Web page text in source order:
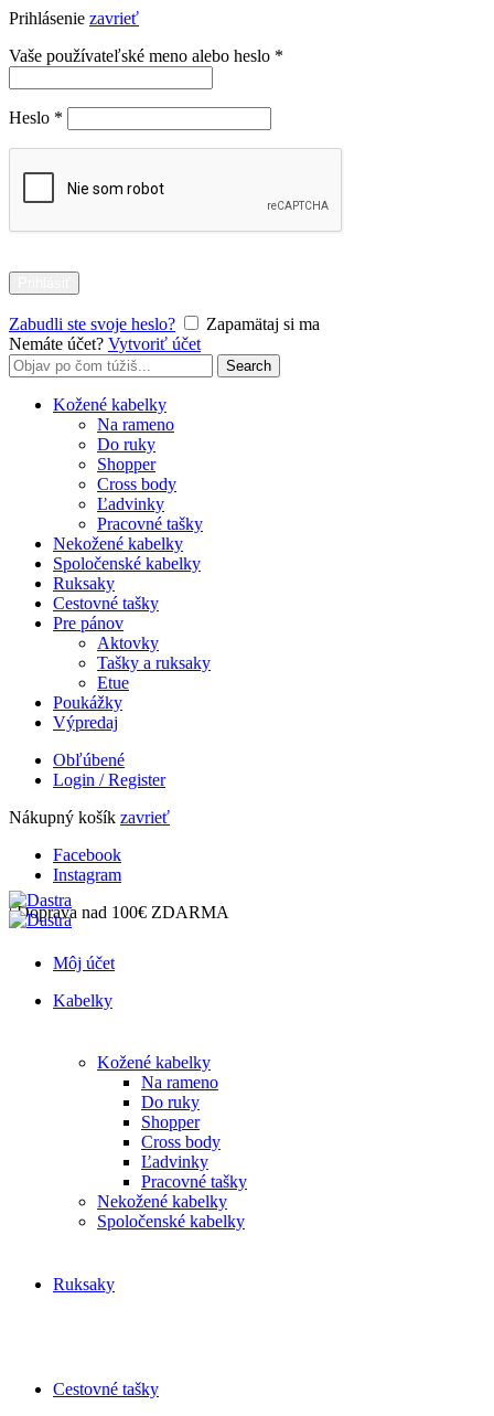
Prihlásenie zavrieť
Vaše používateľské meno alebo heslo *
Heslo *
Zabudli ste svoje heslo?
Zapamätaj si ma
Nemáte účet? Vytvoriť účet
Search
for:
Search
Kožené kabelky
Na rameno
Do ruky
Shopper
Cross body
Ľadvinky
Pracovné tašky
Nekožené kabelky
Spoločenské kabelky
Ruksaky
Cestovné tašky
Pre pánov
Aktovky
Tašky a ruksaky
Etue
Poukážky
Výpredaj
Obľúbené
Login / Register
Nákupný košík zavrieť
Facebook
Instagram
| Doprava nad 100€ ZDARMA
Môj účet
Kabelky
Kožené kabelky
Na rameno
Do ruky
Shopper
Cross body
Ľadvinky
Pracovné tašky
Nekožené kabelky
Spoločenské kabelky
Ruksaky
Cestovné tašky